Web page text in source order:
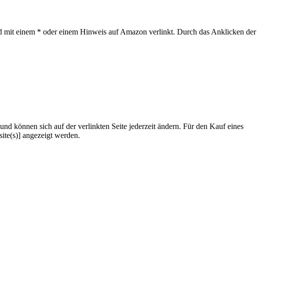
mit einem * oder einem Hinweis auf Amazon verlinkt. Durch das Anklicken der
können sich auf der verlinkten Seite jederzeit ändern. Für den Kauf eines
angezeigt werden.